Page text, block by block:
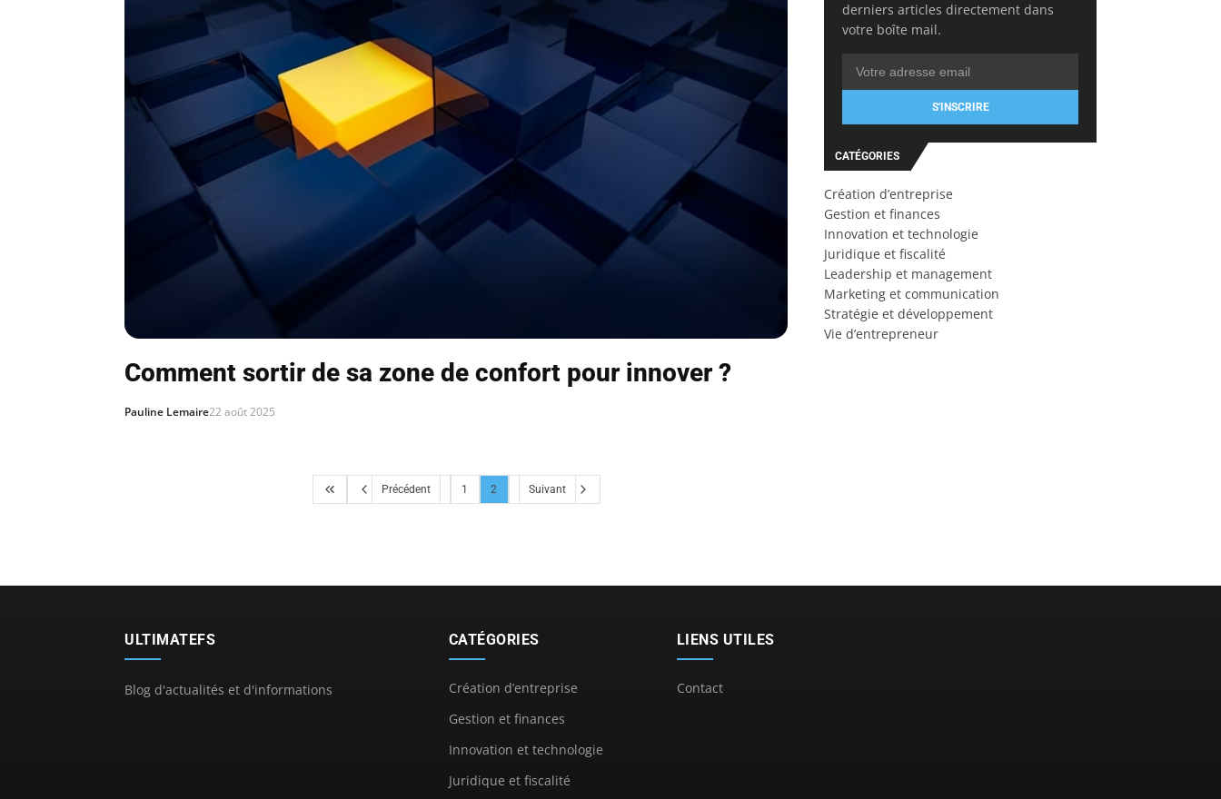
Comment sortir de sa zone de confort pour innover ?
Pauline Lemaire22 août 2025
Précédent 1 2 Suivant
derniers articles directement dans
votre boîte mail.
S'INSCRIRE
CATÉGORIES
Création d’entreprise
Gestion et finances
Innovation et technologie
Juridique et fiscalité
Leadership et management
Marketing et communication
Stratégie et développement
Vie d’entrepreneur
ULTIMATEFS
Blog d'actualités et d'informations
CATÉGORIES
Création d’entreprise
Gestion et finances
Innovation et technologie
Juridique et fiscalité
LIENS UTILES
Contact